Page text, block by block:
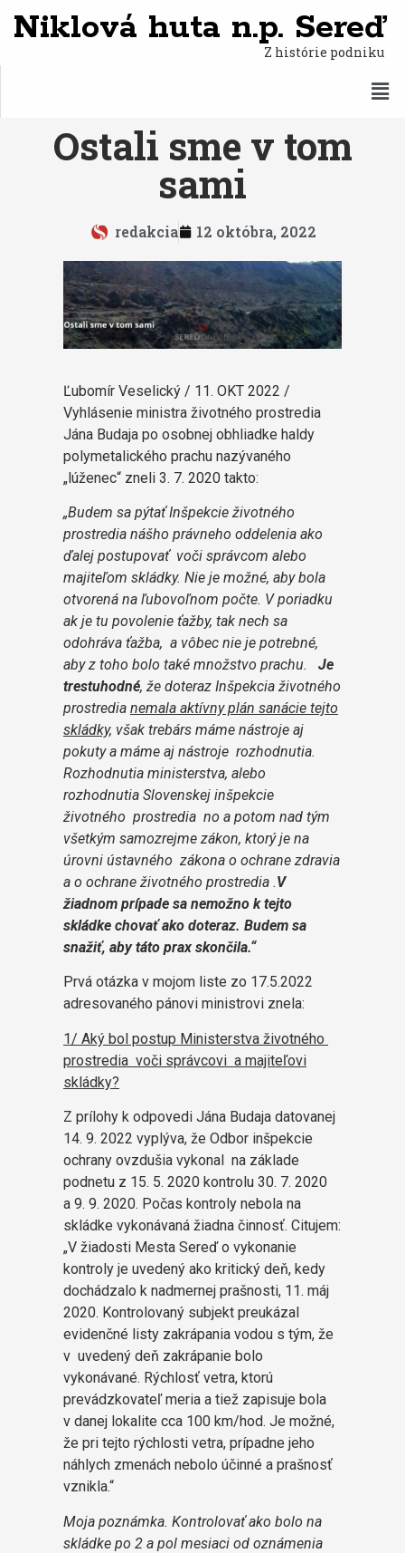
Niklová huta n.p. Sereď
Z histórie podniku
Ostali sme v tom
sami
redakcia 12 októbra, 2022
Ľubomír Veselický / 11. OKT 2022 /
Vyhlásenie ministra životného prostredia
Jána Budaja po osobnej obhliadke haldy
polymetalického prachu nazývaného
„lúženec“ zneli 3. 7. 2020 takto:
„Budem sa pýtať Inšpekcie životného
prostredia nášho právneho oddelenia ako
ďalej postupovať voči správcom alebo
majiteľom skládky. Nie je možné, aby bola
otvorená na ľubovoľnom počte. V poriadku
ak je tu povolenie ťažby, tak nech sa
odohráva ťažba, a vôbec nie je potrebné,
aby z toho bolo také množstvo prachu. Je
trestuhodné, že doteraz Inšpekcia životného
prostredia nemala aktívny plán sanácie tejto
skládky, však trebárs máme nástroje aj
pokuty a máme aj nástroje rozhodnutia.
Rozhodnutia ministerstva, alebo
rozhodnutia Slovenskej inšpekcie
životného prostredia no a potom nad tým
všetkým samozrejme zákon, ktorý je na
úrovni ústavného zákona o ochrane zdravia
a o ochrane životného prostredia .V
žiadnom prípade sa nemožno k tejto
skládke chovať ako doteraz. Budem sa
snažiť, aby táto prax skončila.“
Prvá otázka v mojom liste zo 17.5.2022
adresovaného pánovi ministrovi znela:
1/ Aký bol postup Ministerstva životného
prostredia voči správcovi a majiteľovi
skládky?
Z prílohy k odpovedi Jána Budaja datovanej
14. 9. 2022 vyplýva, že Odbor inšpekcie
ochrany ovzdušia vykonal na základe
podnetu z 15. 5. 2020 kontrolu 30. 7. 2020
a 9. 9. 2020. Počas kontroly nebola na
skládke vykonávaná žiadna činnosť. Citujem:
„V žiadosti Mesta Sereď o vykonanie
kontroly je uvedený ako kritický deň, kedy
dochádzalo k nadmernej prašnosti, 11. máj
2020. Kontrolovaný subjekt preukázal
evidenčné listy zakrápania vodou s tým, že
v uvedený deň zakrápanie bolo
vykonávané. Rýchlosť vetra, ktorú
prevádzkovateľ meria a tiež zapisuje bola
v danej lokalite cca 100 km/hod. Je možné,
že pri tejto rýchlosti vetra, prípadne jeho
náhlych zmenách nebolo účinné a prašnosť
vznikla.“
Moja poznámka. Kontrolovať ako bolo na
skládke po 2 a pol mesiaci od oznámenia